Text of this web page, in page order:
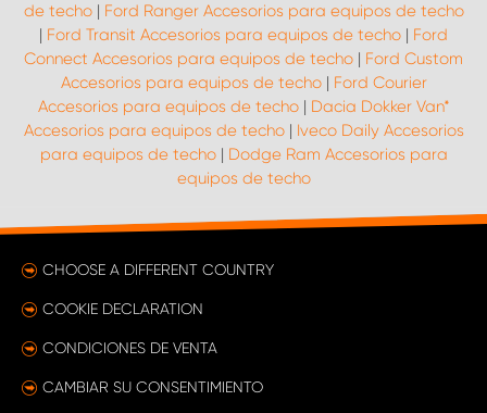
de techo| Ford Ranger Accesorios para equipos de techo
| Ford Transit Accesorios para equipos de techo | Ford
Connect Accesorios para equipos de techo | Ford Custom
Accesorios para equipos de techo| Ford Courier
Accesorios para equipos de techo| Dacia Dokker Van*
Accesorios para equipos de techo| Iveco Daily Accesorios
para equipos de techo| Dodge Ram Accesorios para
equipos de techo
CHOOSE A DIFFERENT COUNTRY
COOKIE DECLARATION
CONDICIONES DE VENTA
CAMBIAR SU CONSENTIMIENTO